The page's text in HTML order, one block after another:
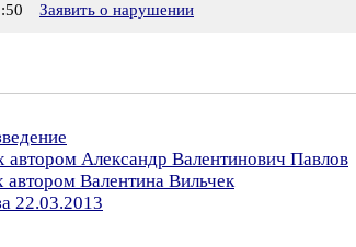
Заявить о нарушении
Александр Валентинович Павлов
Валентина Вильчек
22.03.2013